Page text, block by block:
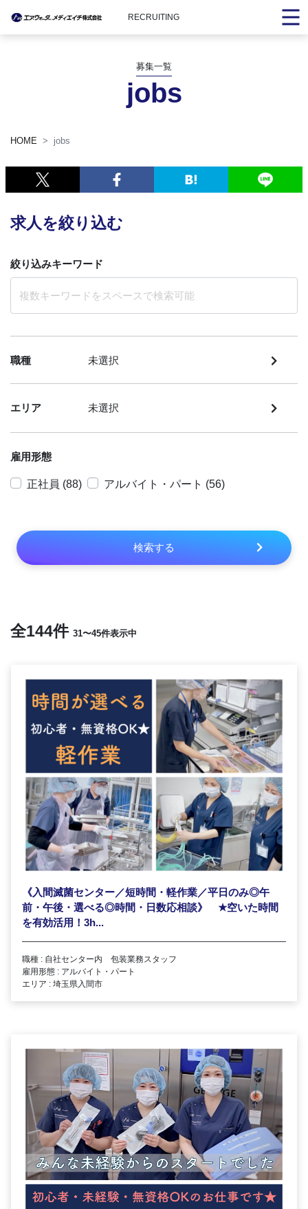
RECRUITING
募集一覧
jobs
HOME jobs
求人を絞り込む
絞り込みキーワード
職種 未選択
エリア 未選択
雇用形態
正社員 (88) アルバイト・パート (56)
検索する
全144件 31〜45件表示中
《入間滅菌センター／短時間・軽作業／平日のみ◎午
前・午後・選べる◎時間・日数応相談》 ★空いた時間
を有効活用！3h...
職種 : 自社センター内 包装業務スタッフ
雇用形態 : アルバイト・パート
エリア : 埼玉県入間市